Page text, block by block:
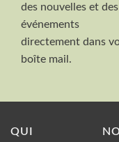
des nouvelles et des
événements
directement dans
boîte mail.
QUI